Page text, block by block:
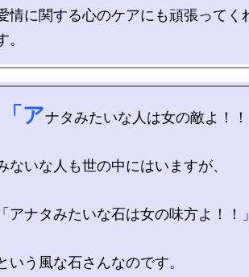
情に関する心のケアにも頑張ってく
「アナタみたいな人は女の敵よ！
ないな人も世の中にはいますが、
「アナタみたいな石は女の味方よ！！
いう風な石さんなのです。